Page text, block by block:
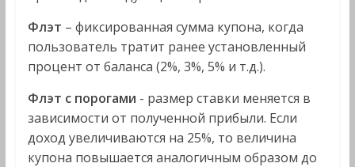
Флэт – фиксированная сумма купона, когда
пользователь тратит ранее установленный
процент от баланса (2%, 3%, 5% и т.д.).
Флэт с порогами - размер ставки меняется в
зависимости от полученной прибыли. Если
доход увеличиваются на 25%, то величина
купона повышается аналогичным образом до